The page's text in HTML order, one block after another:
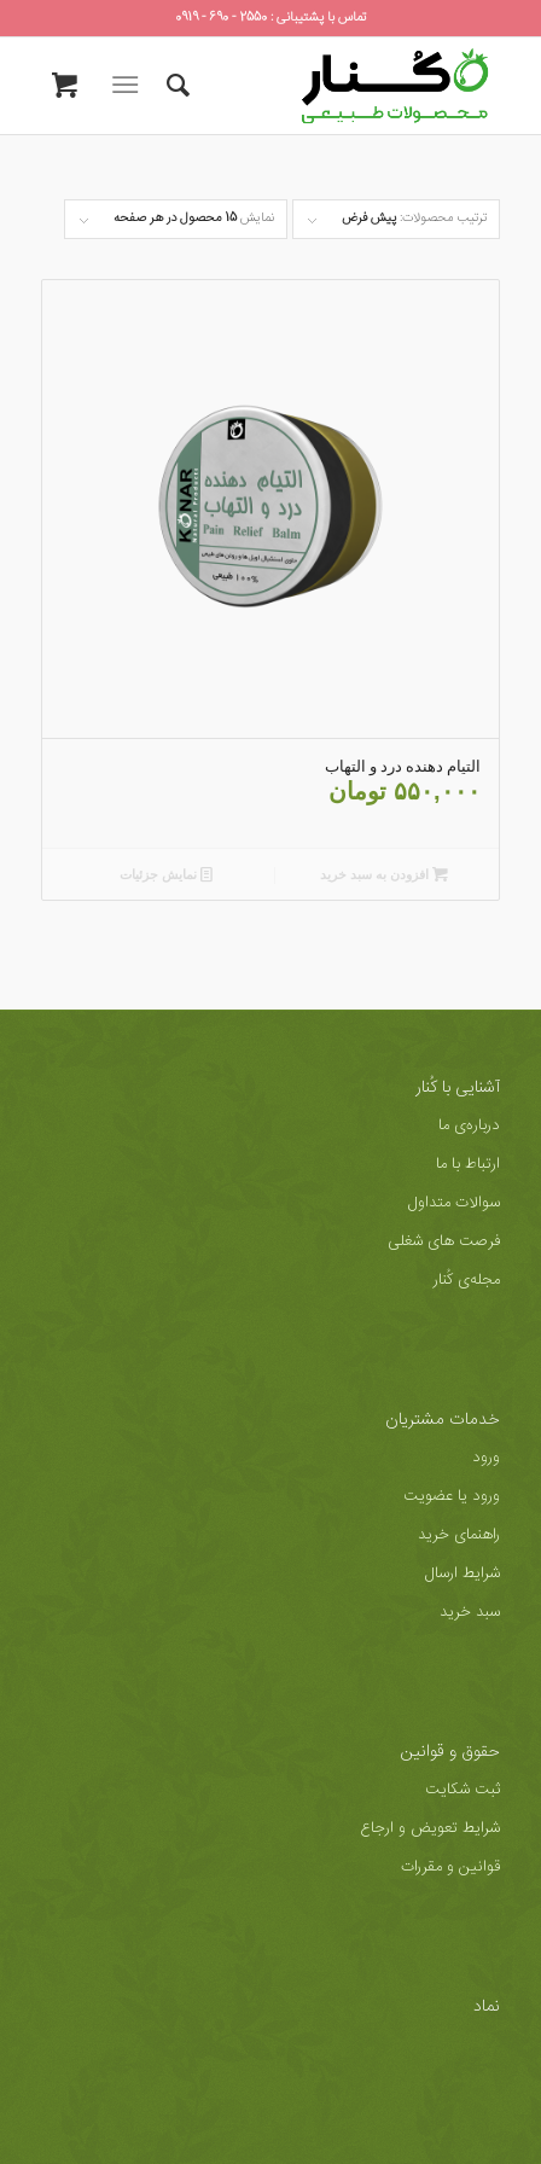
تماس با پشتیبانی : 2550 - 690 - 0919
ترتیب محصولات:پیش فرض نمایش15 محصول در هر صفحه
5.00
التیام دهنده درد و التهاب
۵۵۰,۰۰۰ تومان
افزودن به سبد خرید نمایش جزئیات
آشنایی با کُنار
درباره‌ی ما
ارتباط با ما
سوالات متداول
فرصت های شغلی
مجله‌ی کُنار
خدمات مشتریان
ورود
ورود یا عضویت
راهنمای خرید
شرایط ارسال
سبد خرید
حقوق و قوانین
ثبت شکایت
شرایط تعویض و ارجاع
قوانین و مقررات
نماد